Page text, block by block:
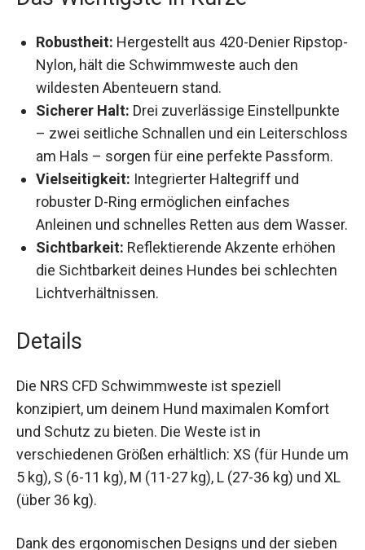
Ripstop-Nylon, hält die Schwimmweste auch
den wildesten Abenteuern stand.
Sicherer Halt:Drei zuverlässige
Einstellpunkte – zwei seitliche Schnallen und
ein Leiterschloss am Hals – sorgen für eine
perfekte Passform.
Vielseitigkeit: Integrierter Haltegriff und
robuster D-Ring ermöglichen einfaches
Anleinen und schnelles Retten aus dem
Wasser.
Sichtbarkeit:Reflektierende Akzente erhöhen
die Sichtbarkeit deines Hundes bei
Details
Die NRS CFD Schwimmweste ist speziell
konzipiert, um deinem Hund maximalen Komfort
und Schutz zu bieten. Die Weste ist in
verschiedenen Größen erhältlich: XS (für Hunde
um 5 kg), S (6-11 kg), M (11-27 kg), L (27-36 kg)
und XL (über 36 kg).